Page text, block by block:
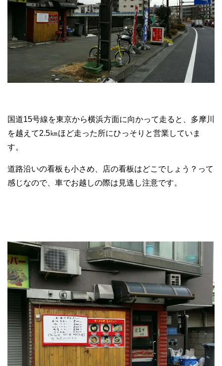
国道15号線を東京から横浜方面に向かって走ると、多摩川
を越えて2.5㎞ほど走った所にひっそりと営業していま
す。
道路沿いの看板も小さめ、店の看板はどこでしょう？って
感じなので、車でお越しの際は見逃し注意です。